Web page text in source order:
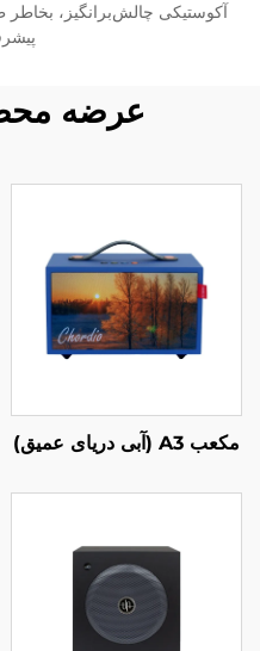
آکوستیکی چالش‌برانگیز،
عرضه
مکعب A3 (آبی دریای عمیق)